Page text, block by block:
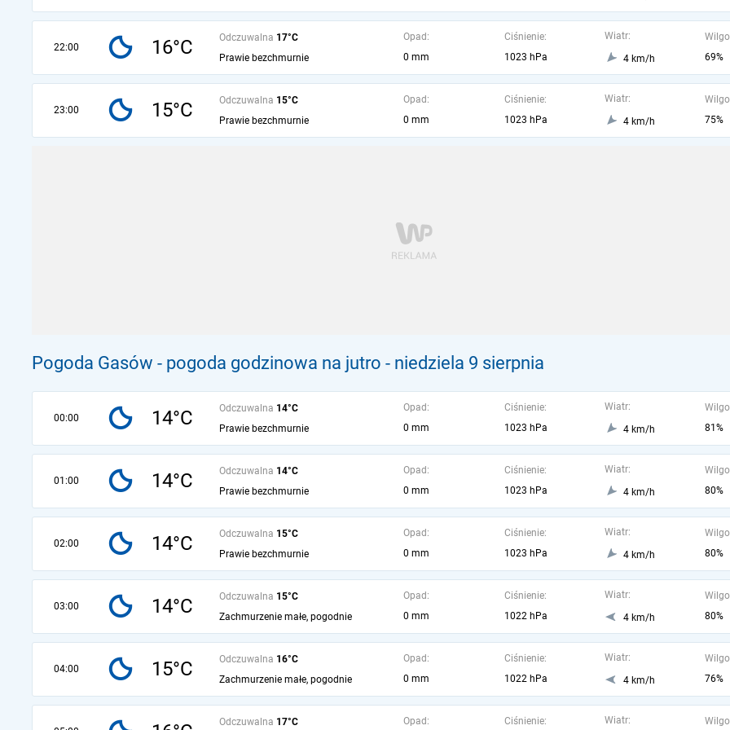
22:00 16°C Odczuwalna 17°C
Prawie bezchmurnie
Opad:
0 mm
Ciśnienie:
1023 hPa
Wiatr:
4 km/h
69%
23:00 15°C Odczuwalna 15°C
Prawie bezchmurnie
Opad:
0 mm
Ciśnienie:
1023 hPa
Wiatr:
4 km/h
75%
Pogoda Gasów - pogoda godzinowa na jutro - niedziela 9 sierpnia
00:00 14°C Odczuwalna 14°C
Prawie bezchmurnie
Opad:
0 mm
Ciśnienie:
1023 hPa
Wiatr:
4 km/h
81%
01:00 14°C Odczuwalna 14°C
Prawie bezchmurnie
Opad:
0 mm
Ciśnienie:
1023 hPa
Wiatr:
4 km/h
80%
02:00 14°C Odczuwalna 15°C
Prawie bezchmurnie
Opad:
0 mm
Ciśnienie:
1023 hPa
Wiatr:
4 km/h
80%
03:00 14°C Odczuwalna 15°C
Zachmurzenie małe, pogodnie
Opad:
0 mm
Ciśnienie:
1022 hPa
Wiatr:
4 km/h
80%
04:00 15°C Odczuwalna 16°C
Zachmurzenie małe, pogodnie
Opad:
0 mm
Ciśnienie:
1022 hPa
Wiatr:
4 km/h
76%
Odczuwalna 17°C Opad: Ciśnienie: Wiatr: